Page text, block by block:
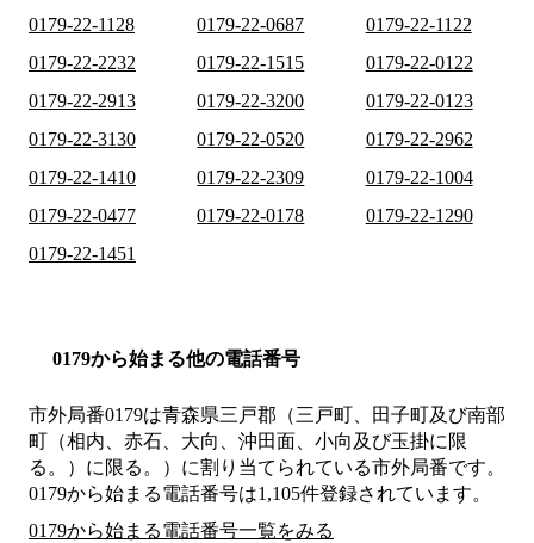
0179-22-1128
0179-22-0687
0179-22-1122
0179-22-2232
0179-22-1515
0179-22-0122
0179-22-2913
0179-22-3200
0179-22-0123
0179-22-3130
0179-22-0520
0179-22-2962
0179-22-1410
0179-22-2309
0179-22-1004
0179-22-0477
0179-22-0178
0179-22-1290
0179-22-1451
0179から始まる他の電話番号
市外局番0179は青森県三戸郡（三戸町、田子町及び南部
町（相内、赤石、大向、沖田面、小向及び玉掛に限
る。）に限る。） に割り当てられている市外局番です。
0179から始まる電話番号は1,105件登録されています。
0179から始まる電話番号一覧をみる